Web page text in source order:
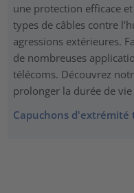
une protection efficace
types de câbles contre
agressions extérieures.
de nombreuses
télécoms. Découvrez
prolonger la durée de
Capuchons